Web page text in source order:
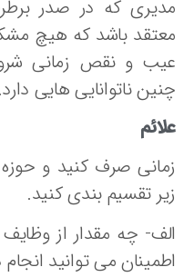
که در صدر برطرف
باشد که هیچ مشکلی
و نقص زمانی شروع
ناتوانایی هایی دارد.
صرف کنید و حوزه
تقسیم بندی کنید.
چه مقدار از وظایف
می توانید انجام